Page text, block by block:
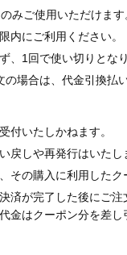
みご使用いただけます
内にご利用ください。
、1回で使い切りとなり
場合は、代金引換払
付いたしかねます。
戻しや再発行はいたし
その購入に利用した
済が完了した後にご
金はクーポン分を差し